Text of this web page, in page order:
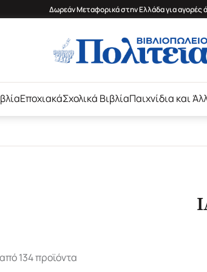
Δωρεάν Μεταφορικά στην Ελλάδα για αγορές
ΕποχιακάΣχολικά ΒιβλίαΠαιχνίδια και
134 προϊόντα